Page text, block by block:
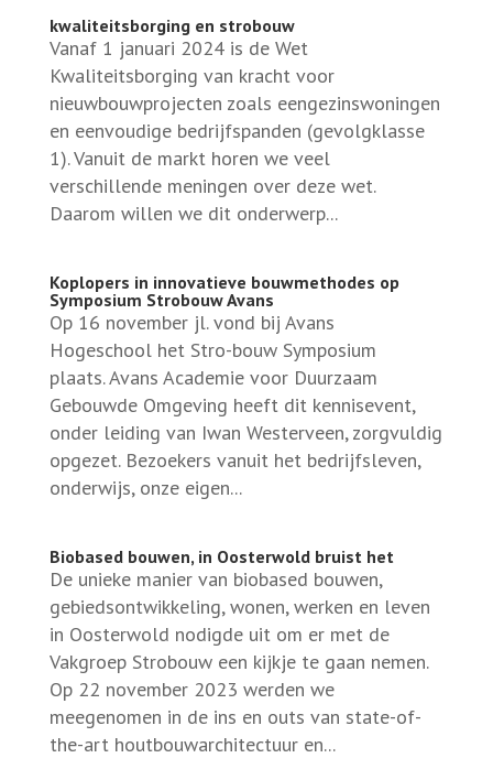
kwaliteitsborging en strobouw
Vanaf 1 januari 2024 is de Wet
Kwaliteitsborging van kracht voor
nieuwbouwprojecten zoals eengezinswoningen
en eenvoudige bedrijfspanden (gevolgklasse
1). Vanuit de markt horen we veel
verschillende meningen over deze wet.
Daarom willen we dit onderwerp...
Koplopers in innovatieve bouwmethodes op
Symposium Strobouw Avans
Op 16 november jl. vond bij Avans
Hogeschool het Stro-bouw Symposium
plaats. Avans Academie voor Duurzaam
Gebouwde Omgeving heeft dit kennisevent,
onder leiding van Iwan Westerveen, zorgvuldig
opgezet. Bezoekers vanuit het bedrijfsleven,
onderwijs, onze eigen...
Biobased bouwen, in Oosterwold bruist het
De unieke manier van biobased bouwen,
gebiedsontwikkeling, wonen, werken en leven
in Oosterwold nodigde uit om er met de
Vakgroep Strobouw een kijkje te gaan nemen.
Op 22 november 2023 werden we
meegenomen in de ins en outs van state-of-
the-art houtbouwarchitectuur en...